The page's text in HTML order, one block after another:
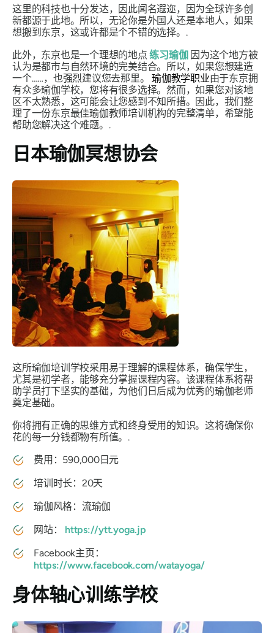
这里的科技也十分发达，因此闻名遐迩，因为全球许多创
新都源于此地。所以，无论你是外国人还是本地人，如果
想搬到东京，这或许都是个不错的选择。.
此外，东京也是一个理想的地点练习瑜伽因为这个地方被
认为是都市与自然环境的完美结合。所以，如果您想建造
一个……，也强烈建议您去那里。瑜伽教学职业由于东京拥
有众多瑜伽学校，您将有很多选择。然而，如果您对该地
区不太熟悉，这可能会让您感到不知所措。因此，我们整
理了一份东京最佳瑜伽教师培训机构的完整清单，希望能
帮助您解决这个难题。.
日本瑜伽冥想协会
这所瑜伽培训学校采用易于理解的课程体系，确保学生，
尤其是初学者，能够充分掌握课程内容。该课程体系将帮
助学员打下坚实的基础，为他们日后成为优秀的瑜伽老师
奠定基础。
你将拥有正确的思维方式和终身受用的知识。这将确保你
花的每一分钱都物有所值。.
费用：590,000日元
培训时长：20天
瑜伽风格：流瑜伽
网站： https://ytt.yoga.jp
Facebook主页：
https://www.facebook.com/watayoga/
身体轴心训练学校